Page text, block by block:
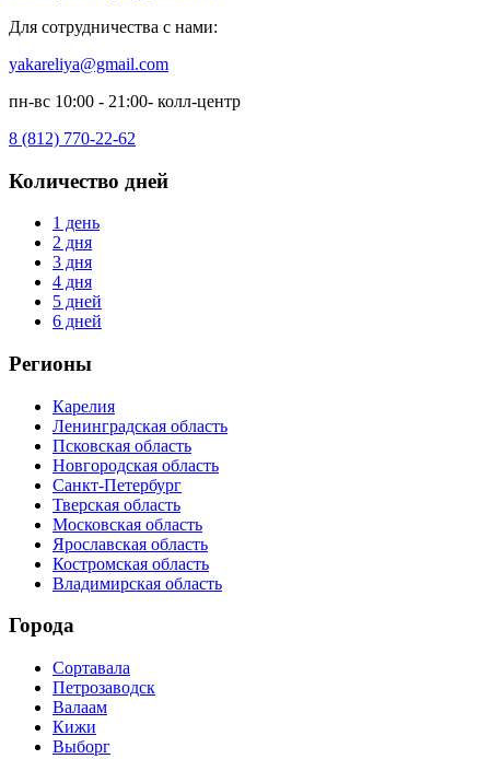
Для сотрудничества с нами:
yakareliya@gmail.com
пн-вс 10:00 - 21:00- колл-центр
8 (812) 770-22-62
Количество дней
1 день
2 дня
3 дня
4 дня
5 дней
6 дней
Регионы
Карелия
Ленинградская область
Псковская область
Новгородская область
Санкт-Петербург
Тверская область
Московская область
Ярославская область
Костромская область
Владимирская область
Города
Сортавала
Петрозаводск
Валаам
Кижи
Выборг